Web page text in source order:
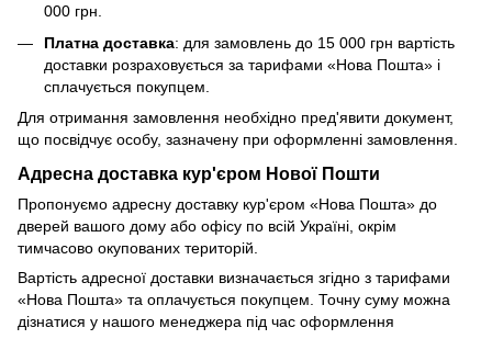
000 грн.
Платна доставка: для замовлень до 15 000 грн вартість
доставки розраховується за тарифами «Нова Пошта» і
сплачується покупцем.
Для отримання замовлення необхідно пред'явити документ,
що посвідчує особу, зазначену при оформленні замовлення.
Адресна доставка кур'єром Нової Пошти
Пропонуємо адресну доставку кур'єром «Нова Пошта» до
дверей вашого дому або офісу по всій Україні, окрім
тимчасово окупованих територій.
Вартість адресної доставки визначається згідно з тарифами
«Нова Пошта» та оплачується покупцем. Точну суму можна
дізнатися у нашого менеджера під час оформлення